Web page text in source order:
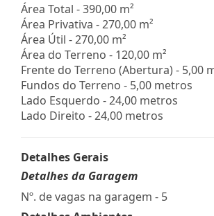
Área Total - 390,00 m²
Área Privativa - 270,00 m²
Área Útil - 270,00 m²
Área do Terreno - 120,00 m²
Frente do Terreno (Abertura) - 5,00
Fundos do Terreno - 5,00 metros
Lado Esquerdo - 24,00 metros
Lado Direito - 24,00 metros
Detalhes Gerais
Detalhes da Garagem
Nº. de vagas na garagem - 5